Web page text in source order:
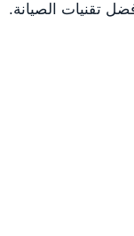
تقنيات الصيانة.